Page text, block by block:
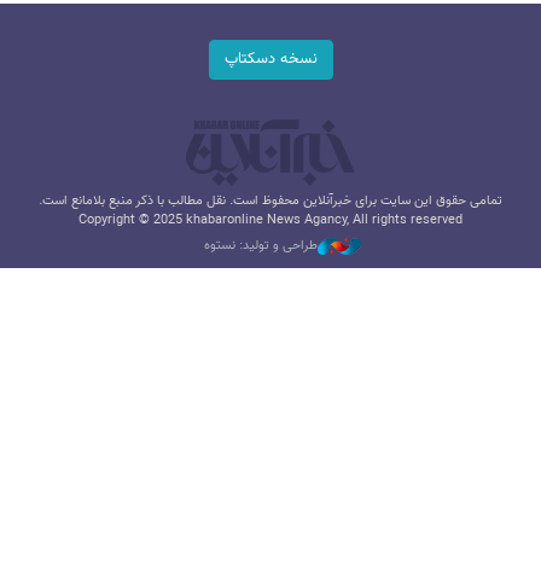
نسخه دسکتاپ
تمامی حقوق این سایت برای خبرآنلاین محفوظ است. نقل مطالب با ذکر منبع بلامانع است.
Copyright © 2025 khabaronline News Agancy, All rights reserved
طراحی و تولید: نستوه